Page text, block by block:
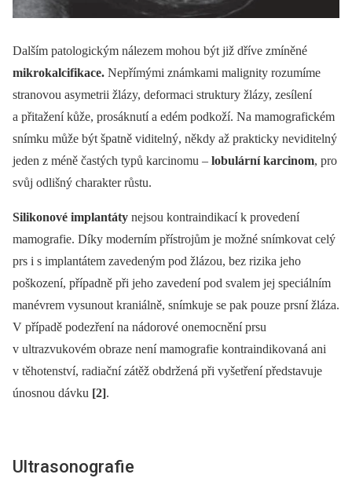
Dalším patologickým nálezem mohou být již dříve zmíněné
mikrokalcifikace. Nepřímými známkami malignity rozumíme
stranovou asymetrii žlázy, deformaci struktury žlázy, zesílení
a přitažení kůže, prosáknutí a edém podkoží. Na mamografickém
snímku může být špatně viditelný, někdy až prakticky neviditelný
jeden z méně častých typů karcinomu –⁠ lobulární karcinom, pro
svůj odlišný charakter růstu.
Silikonové implantáty nejsou kontraindikací k provedení
mamografie. Díky moderním přístrojům je možné snímkovat celý
prs i s implantátem zavedeným pod žlázou, bez rizika jeho
poškození, případně při jeho zavedení pod svalem jej speciálním
manévrem vysunout kraniálně, snímkuje se pak pouze prsní žláza.
V případě podezření na nádorové onemocnění prsu
v ultrazvukovém obraze není mamografie kontraindikovaná ani
v těhotenství, radiační zátěž obdržená při vyšetření představuje
únosnou dávku [2].
Ultrasonografie